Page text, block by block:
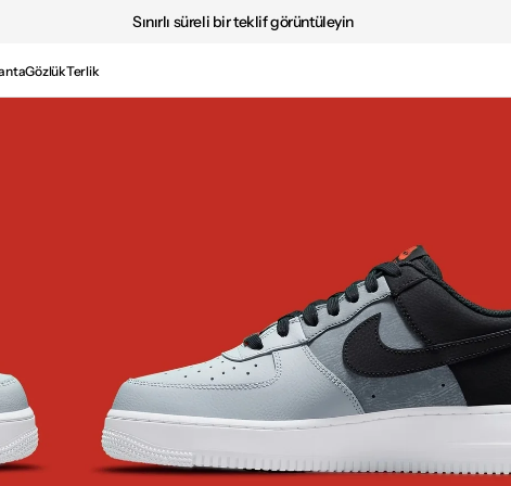
Sınırlı süreli bir teklif görüntüleyin
GözlükTerlik
Medya
2'i
galeri